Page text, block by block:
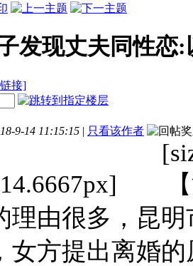
发现丈夫同性恋
接]
9-14 11:15:15 | 只看该作者
【
理由很多，昆
女方提出离婚